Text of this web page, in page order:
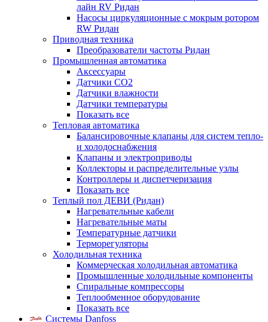
лайн RV Ридан
Насосы циркуляционные с мокрым ротором
RW Ридан
Приводная техника
Преобразователи частоты Ридан
Промышленная автоматика
Аксессуары
Датчики CO2
Датчики влажности
Датчики температуры
Показать все
Тепловая автоматика
Балансировочные клапаны для систем тепло-
и холодоснабжения
Клапаны и электроприводы
Коллекторы и распределительные узлы
Контроллеры и диспетчеризация
Показать все
Теплый пол ДЕВИ (Ридан)
Нагревательные кабели
Нагревательные маты
Температурные датчики
Терморегуляторы
Холодильная техника
Коммерческая холодильная автоматика
Промышленные холодильные компоненты
Спиральные компрессоры
Теплообменное оборудование
Показать все
Системы Danfoss